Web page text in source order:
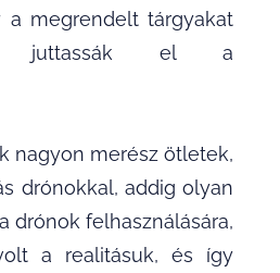
a megrendelt tárgyakat
juttassák el a
nagyon merész ötletek,
drónokkal, addig olyan
drónok felhasználására,
a realitásuk, és így